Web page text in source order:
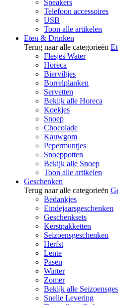
Speakers
Telefoon accessoires
USB
Toon alle artikelen
Eten & Drinken
Terug naar alle categorieën
Flesjes Water
Horeca
Bierviltjes
Borrelplanken
Servetten
Bekijk alle Horeca
Koekjes
Snoep
Chocolade
Kauwgom
Pepermuntjes
Snoeppotten
Bekijk alle Snoep
Toon alle artikelen
Geschenken
Terug naar alle categorieën
Bedankjes
Eindejaarsgeschenken
Geschenksets
Kerstpakketten
Seizoensgeschenken
Herfst
Lente
Pasen
Winter
Zomer
Bekijk alle
Snelle Levering